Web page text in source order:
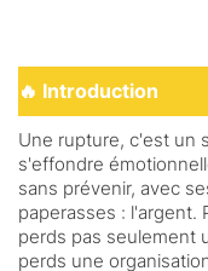
🔥 Introduction
Une rupture, c'est un
s'effondre
sans prévenir, avec
paperasses : l'argent.
perds pas seulement
perds une